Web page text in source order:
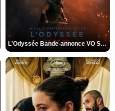
L'Odyssée Bande-annonce VO STFR